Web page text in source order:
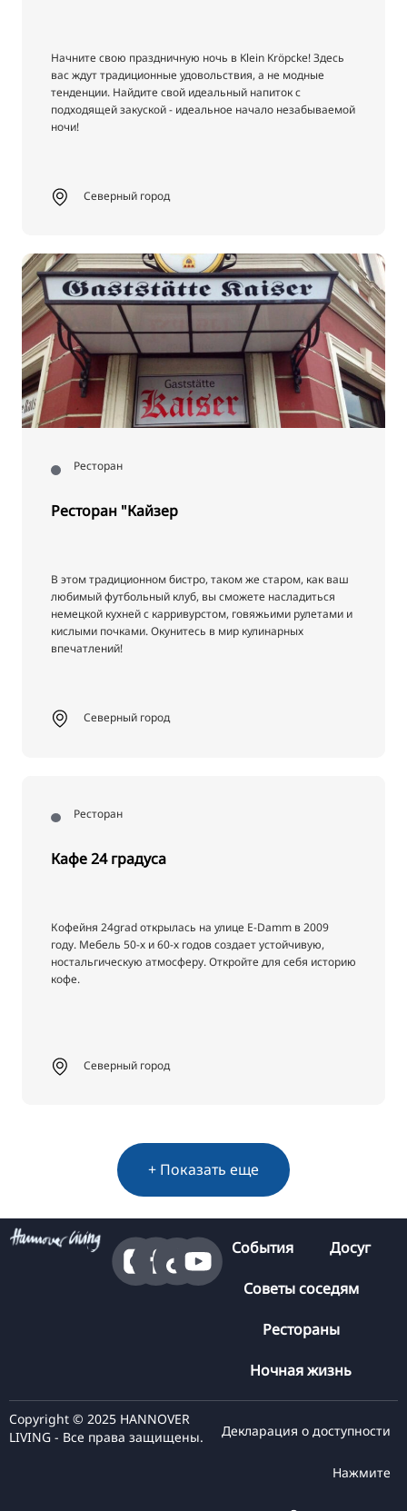
Начните свою праздничную ночь в Klein Kröpcke! Здесь
вас ждут традиционные удовольствия, а не модные
тенденции. Найдите свой идеальный напиток с
подходящей закуской - идеальное начало незабываемой
ночи!
Северный город
Ресторан
Ресторан "Кайзер
В этом традиционном бистро, таком же старом, как ваш
любимый футбольный клуб, вы сможете насладиться
немецкой кухней с карривурстом, говяжьими рулетами и
кислыми почками. Окунитесь в мир кулинарных
впечатлений!
Северный город
Ресторан
Кафе 24 градуса
Кофейня 24grad открылась на улице E-Damm в 2009
году. Мебель 50-х и 60-х годов создает устойчивую,
ностальгическую атмосферу. Откройте для себя историю
кофе.
Северный город
+ Показать еще
События Досуг
Советы соседям
Рестораны
Ночная жизнь
Copyright © 2025 HANNOVER
LIVING - Все права защищены.
Декларация о доступности
Нажмите